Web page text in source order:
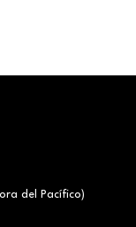
del Pacífico)